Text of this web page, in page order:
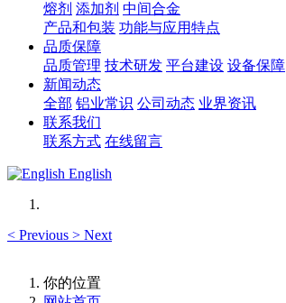
熔剂 添加剂 中间合金
产品和包装 功能与应用特点
品质保障
品质管理 技术研发 平台建设 设备保障
新闻动态
全部 铝业常识 公司动态 业界资讯
联系我们
联系方式 在线留言
English
< Previous > Next
你的位置